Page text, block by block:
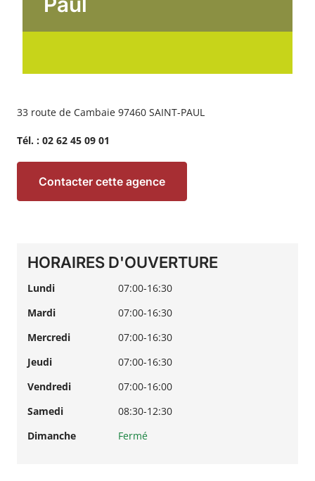
33 route de Cambaie 97460 SAINT-PAUL
Tél. : 02 62 45 09 01
Contacter cette agence
HORAIRES D'OUVERTURE
Lundi
07:00-16:30
Mardi
07:00-16:30
Mercredi
07:00-16:30
Jeudi
07:00-16:30
Vendredi
07:00-16:00
Samedi
08:30-12:30
Dimanche
Fermé